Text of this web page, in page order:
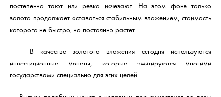
постепенно тают или резко исчезают. На этом фоне только
золото продолжает оставаться стабильным вложением, стоимость
которого не быстро, но постоянно растет.
В качестве золотого вложения сегодня используются
инвестиционные монеты, которые эмитируются многими
государствами специально для этих целей.